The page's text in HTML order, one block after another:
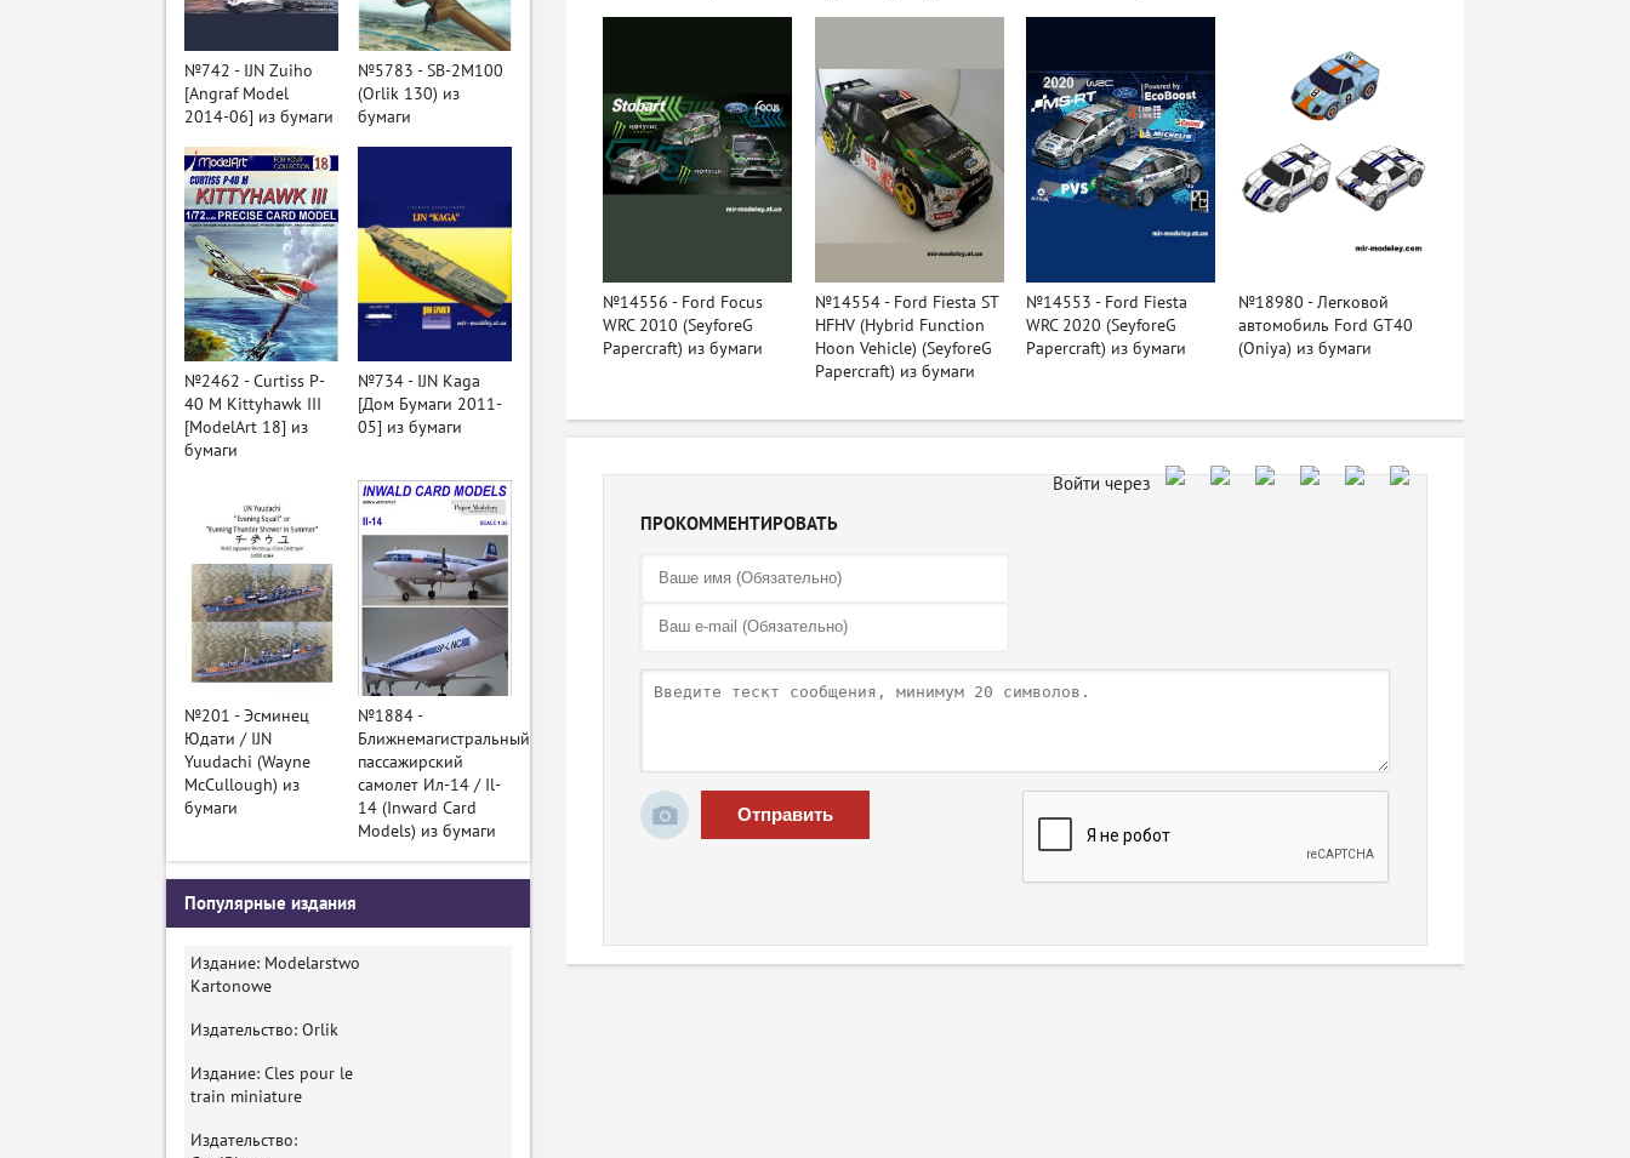
№14556 - Ford Focus
WRC 2010 (SeyforeG
Papercraft) из бумаги
№14554 - Ford Fiesta ST
HFHV (Hybrid Function
Hoon Vehicle) (SeyforeG
Papercraft) из бумаги
№14553 - Ford Fiesta
WRC 2020 (SeyforeG
Papercraft) из бумаги
№18980 - Легковой
автомобиль Ford GT40
(Oniya) из бумаги
ПРОКОММЕНТИРОВАТЬ
Отправить
№742 - IJN Zuiho
[Angraf Model
2014-06] из бумаги
№5783 - SB-2M100
(Orlik 130) из
бумаги
№2462 - Curtiss P-
40 M Kittyhawk III
[ModelArt 18] из
бумаги
№734 - IJN Kaga
[Дом Бумаги 2011-
05] из бумаги
№201 - Эсминец
Юдати / IJN
Yuudachi (Wayne
McCullough) из
бумаги
№1884 -
Ближнемагистральный
пассажирский
самолет Ил-14 / Il-
14 (Inward Card
Models) из бумаги
Популярные издания
Издание: Modelarstwo
Kartonowe
Издательство: Orlik
Издание: Cles pour le
train miniature
Издательство: